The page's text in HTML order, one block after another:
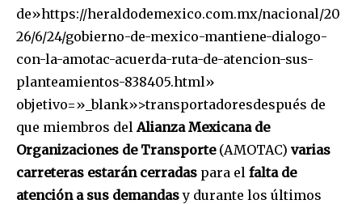
de»https://heraldodemexico.com.mx/nacional/20
26/6/24/gobierno-de-mexico-mantiene-dialogo-
con-la-amotac-acuerda-ruta-de-atencion-sus-
planteamientos-838405.html»
objetivo=»_blank»>transportadoresdespués de
que miembros del Alianza Mexicana de
Organizaciones de Transporte(AMOTAC) varias
carreteras estarán cerradas para el falta de
atención a sus demandasy durante los últimos